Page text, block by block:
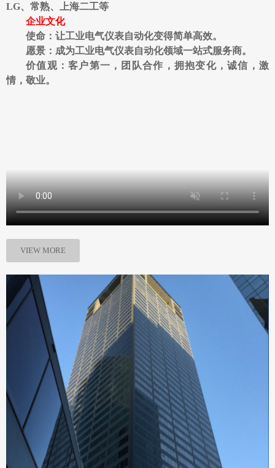
LG、 常熟、上海二工等
企业文化
使命：让工业电气仪表自动化变得简单高效。
愿景：成为工业电气仪表自动化领域一站式服务商。
价值观：客户第一，团队合作，拥抱变化，诚信，激
情，敬业。
VIEW MORE
企业简介